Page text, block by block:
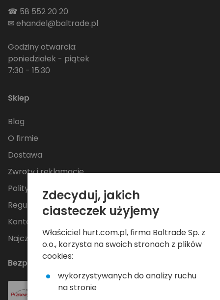
☎ 58 552 20 20
✉ehandel@baltrade.pl
Godziny otwarcia:
poniedziałek - piątek
7:30 - 15:30
Sklep
Blog
O firmie
Dostawa
Zwroty i reklamacje
Polityka Prywatności
Regulamin
Kontakt
Najczęściej zadawane pytania
Bezpieczne płatności
Zdecyduj, jakich
ciasteczek użyjemy
Właściciel hurt.com.pl, firma Baltrade Sp. z
o.o., korzysta na swoich stronach z plików
cookies:
wykorzystywanych do analizy ruchu
na stronie